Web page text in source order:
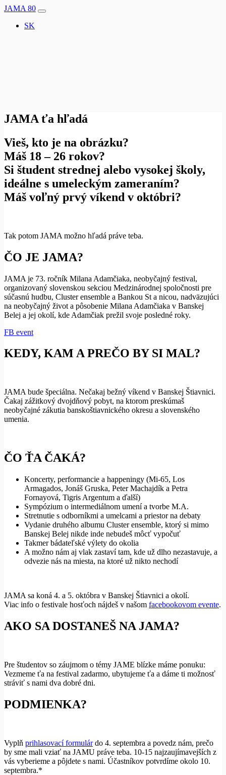
JAMA 80
Navigation
SK
JAMA ťa hľadá
Vieš, kto je na obrázku?
Máš 18 – 26 rokov?
Si študent strednej alebo vysokej školy,
ideálne s umeleckým zameraním?
Máš voľný prvý víkend v októbri?
Tak potom JAMA možno hľadá práve teba.
ČO JE JAMA?
JAMA je 73. ročník Milana Adamčiaka, neobyčajný festival,
organizovaný slovenskou sekciou Medzinárodnej spoločnosti pre
súčasnú hudbu, Cluster ensemble a Bankou St a nicou, nadväzujúci
na neobyčajný život a pôsobenie Milana Adamčiaka v Banskej
Belej a jej okolí, kde Adamčiak prežil svoje posledné roky.
FB event
KEDY, KAM A PREČO BY SI MAL?
JAMA bude špeciálna. Nečakaj bežný víkend v Banskej Štiavnici.
Čakaj zážitkový dvojdňový pobyt, na ktorom preskúmaš
neobyčajné zákutia banskoštiavnického okresu a slovenského
umenia.
ČO ŤA ČAKÁ?
Koncerty, performancie a happeningy (Mi-65, Los
Armagados, Jonáš Gruska, Peter Machajdík a Petra
Fornayová, Tigris Argentum a ďalší)
Sympózium o intermediálnom umení a tvorbe M.A.
Stretnutie s odborníkmi a umelcami a priestor na debaty
Vydanie druhého albumu Cluster ensemble, ktorý si mimo
Banskej Belej nikde inde nebudeš môcť vypočuť
Takmer bádateľské výlety do okolia
A možno nám aj vlak zastaví tam, kde už dlho nezastavuje, a
odvezie nás na miesta, na ktoré už nikto nechodí
JAMA sa koná 4. a 5. októbra v Banskej Štiavnici a okolí.
Viac info o festivale hosťoch nájdeš v našom facebookovom evente.
AKO SA DOSTANEŠ NA JAMA?
Pre študentov so záujmom o témy JAME blízke máme ponuku:
Vezmeme ťa na festival zadarmo, ubytujeme ťa a dáme ti možnosť
stráviť s nami dva dobré dni.
PODMIENKA?
Vyplň prihlasovací formulárdo 4. septembra a povedz nám, prečo
by sme mali vziať na JAMU práve teba. 10-15 najzaujímavejších z
vás vyberieme a pôjdete s nami. Účastníkov potvrdíme okolo 10.
septembra.*